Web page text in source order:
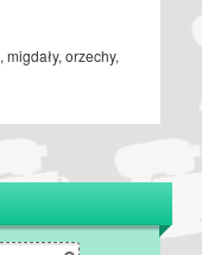
, migdały, orzechy,